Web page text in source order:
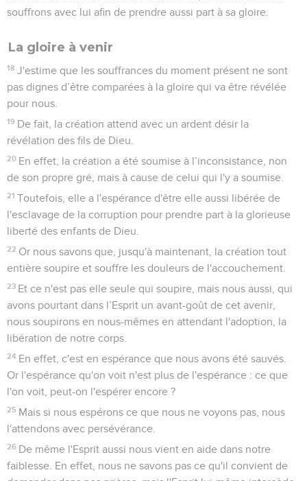
souffrons avec lui afin de prendre aussi part à sa gloire.
La gloire à venir
18 J'estime que les souffrances du moment présent ne sont
pas dignes d’être comparées à la gloire qui va être révélée
pour nous.
19 De fait, la création attend avec un ardent désir la
révélation des fils de Dieu.
20 En effet, la création a été soumise à l’inconsistance, non
de son propre gré, mais à cause de celui qui l'y a soumise.
21 Toutefois, elle a l'espérance d'être elle aussi libérée de
l'esclavage de la corruption pour prendre part à la glorieuse
liberté des enfants de Dieu.
22 Or nous savons que, jusqu'à maintenant, la création tout
entière soupire et souffre les douleurs de l'accouchement.
23 Et ce n'est pas elle seule qui soupire, mais nous aussi, qui
avons pourtant dans l’Esprit un avant-goût de cet avenir,
nous soupirons en nous-mêmes en attendant l'adoption, la
libération de notre corps.
24 En effet, c'est en espérance que nous avons été sauvés.
Or l'espérance qu'on voit n'est plus de l'espérance : ce que
l'on voit, peut-on l'espérer encore ?
25 Mais si nous espérons ce que nous ne voyons pas, nous
l'attendons avec persévérance.
26 De même l'Esprit aussi nous vient en aide dans notre
faiblesse. En effet, nous ne savons pas ce qu'il convient de